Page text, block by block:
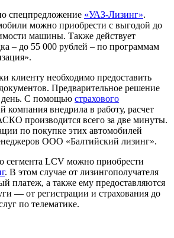
спецпредложение «УАЗ-Лизинг».
можно приобрести с выгодой до
машины. Также действует
– до 55 000 рублей – по программам
клиенту необходимо предоставить
Предварительное решение
день. С помощью страхового
компания внедрила в работу, расчет
производится всего за две минуты.
по покупке этих автомобилей
ООО «Балтийский лизинг».
сегмента LCV можно приобрести
. В этом случае от лизингополучателя
платеж, а также ему предоставляются
— от регистрации и страхования до
по телематике.